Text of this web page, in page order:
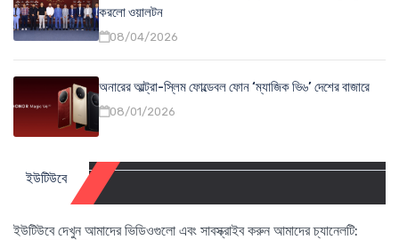
করলো ওয়ালটন
08/04/2026
অনারের আল্ট্রা-স্লিম ফোল্ডেবল ফোন ‘ম্যাজিক ভি৬’ দেশের বাজারে
08/01/2026
ইউটিউবে
ইউটিউবে দেখুন আমাদের ভিডিওগুলো এবং সাবস্ক্রাইব করুন আমাদের চ্যানেলটি: